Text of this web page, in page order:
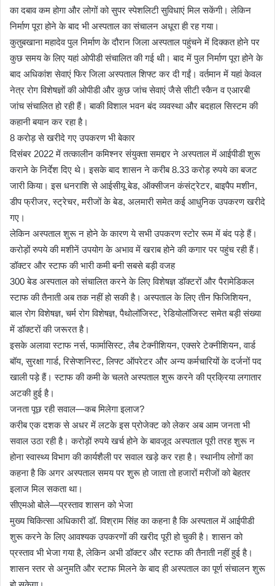
का दबाव कम होगा और लोगों को सुपर स्पेशलिटी सुविधाएं मिल सकेंगी। लेकिन
निर्माण पूरा होने के बाद भी अस्पताल का संचालन अधूरा ही रह गया।
कुतुबखाना महादेव पुल निर्माण के दौरान जिला अस्पताल पहुंचने में दिक्कत होने पर
कुछ समय के लिए यहां ओपीडी संचालित की गई थी। बाद में पुल निर्माण पूरा होने के
बाद अधिकांश सेवाएं फिर जिला अस्पताल शिफ्ट कर दी गईं। वर्तमान में यहां केवल
नेत्र रोग विशेषज्ञों की ओपीडी और कुछ जांच सेवाएं जैसे सीटी स्कैन व एआरबी
जांच संचालित हो रही हैं। बाकी विशाल भवन बंद व्यवस्था और बदहाल सिस्टम की
कहानी बयान कर रहा है।
8 करोड़ से खरीदे गए उपकरण भी बेकार
दिसंबर 2022 में तत्कालीन कमिश्नर संयुक्ता समद्दार ने अस्पताल में आईपीडी शुरू
कराने के निर्देश दिए थे। इसके बाद शासन ने करीब 8.33 करोड़ रुपये का बजट
जारी किया। इस धनराशि से आईसीयू बेड, ऑक्सीजन कंसंट्रेटर, बाइपैप मशीन,
डीप फ्रीजर, स्ट्रेचर, मरीजों के बेड, अलमारी समेत कई आधुनिक उपकरण खरीदे
गए।
लेकिन अस्पताल शुरू न होने के कारण ये सभी उपकरण स्टोर रूम में बंद पड़े हैं।
करोड़ों रुपये की मशीनें उपयोग के अभाव में खराब होने की कगार पर पहुंच रही हैं।
डॉक्टर और स्टाफ की भारी कमी बनी सबसे बड़ी वजह
300 बेड अस्पताल को संचालित करने के लिए विशेषज्ञ डॉक्टरों और पैरामेडिकल
स्टाफ की तैनाती अब तक नहीं हो सकी है। अस्पताल के लिए तीन फिजिशियन,
बाल रोग विशेषज्ञ, चर्म रोग विशेषज्ञ, पैथोलॉजिस्ट, रेडियोलॉजिस्ट समेत बड़ी संख्या
में डॉक्टरों की जरूरत है।
इसके अलावा स्टाफ नर्स, फार्मासिस्ट, लैब टेक्नीशियन, एक्सरे टेक्नीशियन, वार्ड
बॉय, सुरक्षा गार्ड, रिसेप्शनिस्ट, लिफ्ट ऑपरेटर और अन्य कर्मचारियों के दर्जनों पद
खाली पड़े हैं। स्टाफ की कमी के चलते अस्पताल शुरू करने की प्रक्रिया लगातार
अटकी हुई है।
जनता पूछ रही सवाल—कब मिलेगा इलाज?
करीब एक दशक से अधर में लटके इस प्रोजेक्ट को लेकर अब आम जनता भी
सवाल उठा रही है। करोड़ों रुपये खर्च होने के बावजूद अस्पताल पूरी तरह शुरू न
होना स्वास्थ्य विभाग की कार्यशैली पर सवाल खड़े कर रहा है। स्थानीय लोगों का
कहना है कि अगर अस्पताल समय पर शुरू हो जाता तो हजारों मरीजों को बेहतर
इलाज मिल सकता था।
सीएमओ बोले—प्रस्ताव शासन को भेजा
मुख्य चिकित्सा अधिकारी डॉ. विश्राम सिंह का कहना है कि अस्पताल में आईपीडी
शुरू करने के लिए आवश्यक उपकरणों की खरीद पूरी हो चुकी है। शासन को
प्रस्ताव भी भेजा गया है, लेकिन अभी डॉक्टर और स्टाफ की तैनाती नहीं हुई है।
शासन स्तर से अनुमति और स्टाफ मिलने के बाद ही अस्पताल का पूर्ण संचालन शुरू